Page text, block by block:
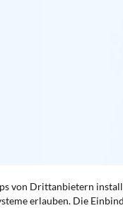
von Drittanbietern
erlauben. Die